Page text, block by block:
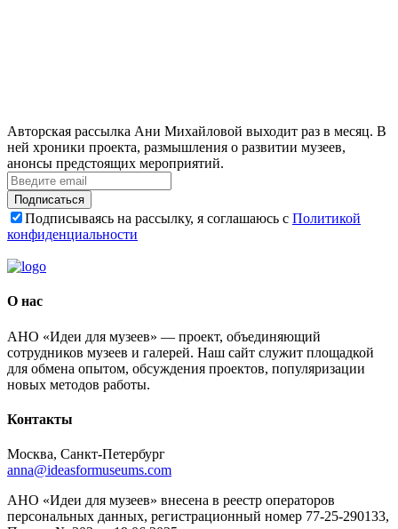
Авторская рассылка Ани Михайловой выходит раз в месяц. В
ней хроники проекта, размышления о развитии музеев,
анонсы предстоящих мероприятий.
Подписаться
Подписываясь на рассылку, я соглашаюсь с Политикой
конфиденциальности
О нас
АНО «Идеи для музеев» — проект, объединяющий
сотрудников музеев и галерей. Наш сайт служит площадкой
для обмена опытом, обсуждения проектов, популяризации
новых методов работы.
Контакты
Москва, Санкт-Петербург
anna@ideasformuseums.com
АНО «Идеи для музеев» внесена в реестр операторов
персональных данных, регистрационный номер 77-25-290133,